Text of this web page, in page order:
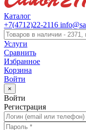
Каталог
+7(4712)22-2116
Услуги
Сравнить
Избранное
Корзина
Войти
×
Войти
Регистрация